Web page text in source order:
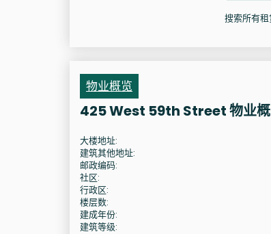
搜索所有
物业概览
425 West 59th Street 物业
大楼地址:
建筑其他地址:
邮政编码:
社区:
行政区:
楼层数:
建成年份:
建筑等级: